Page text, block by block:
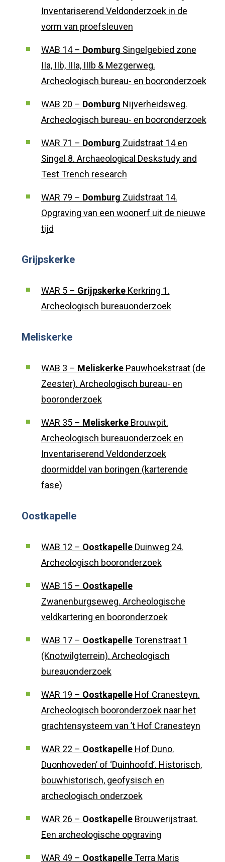
Inventariserend Veldonderzoek in de
vorm van proefsleuven
WAB 14 – Domburg Singelgebied zone
IIa, IIb, IIIa, IIIb & Mezgerweg.
Archeologisch bureau- en booronderzoek
WAB 20 – Domburg Nijverheidsweg.
Archeologisch bureau- en booronderzoek
WAR 71 – Domburg Zuidstraat 14 en
Singel 8. Archaeological Deskstudy and
Test Trench research
WAR 79 – Domburg Zuidstraat 14.
Opgraving van een woonerf uit de nieuwe
tijd
Grijpskerke
WAR 5 – GrijpskerkeKerkring 1.
Archeologisch bureauonderzoek
Meliskerke
WAB 3 – MeliskerkePauwhoekstraat (de
Zeester). Archeologisch bureau- en
booronderzoek
WAR 35 – MeliskerkeBrouwpit.
Archeologisch bureauonderzoek en
Inventariserend Veldonderzoek
doormiddel van boringen (karterende
fase)
Oostkapelle
WAB 12 – OostkapelleDuinweg 24.
Archeologisch booronderzoek
WAB 15 – Oostkapelle
Zwanenburgseweg. Archeologische
veldkartering en booronderzoek
WAB 17 – OostkapelleTorenstraat 1
(Knotwilgterrein). Archeologisch
bureauonderzoek
WAR 19 – OostkapelleHof Cranesteyn.
Archeologisch booronderzoek naar het
grachtensysteem van ’t Hof Cranesteyn
WAR 22 – OostkapelleHof Duno.
Duonhoveden’ of ‘Duinhoofd’. Historisch,
bouwhistorisch, geofysisch en
archeologisch onderzoek
WAR 26 – OostkapelleBrouwerijstraat.
Een archeologische opgraving
WAR 49 – OostkapelleTerra Maris